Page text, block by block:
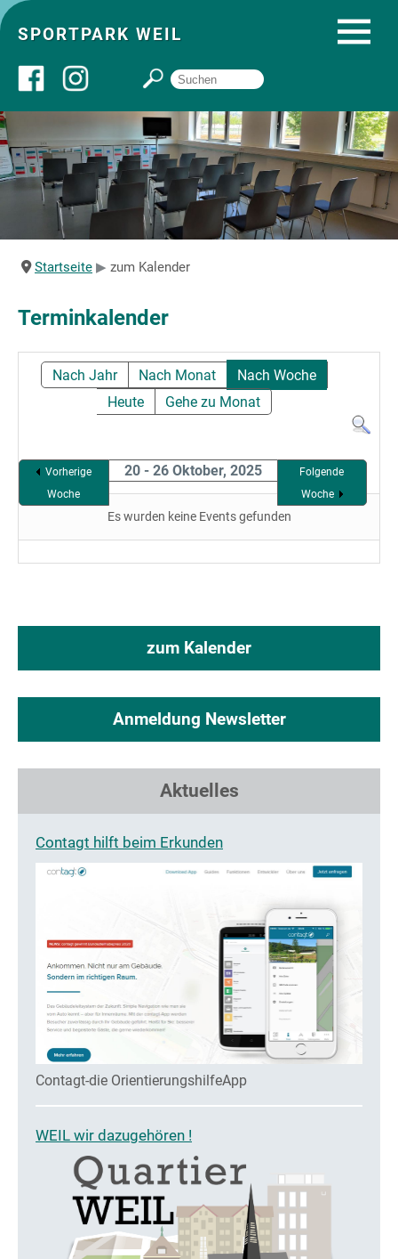
SPORTPARK WEIL
Über uns
Startseite
Angebote
Sportpark
Startseite zum Kalender
Terminkalender
Nach Jahr Nach Monat
Nach Woche
Heute
Gehe zu Monat
Vorherige
Woche
20 - 26 Oktober, 2025
Folgende
Woche
Es wurden keine Events gefunden
zum Kalender
Anmeldung Newsletter
Aktuelles
Contagt hilft beim Erkunden
Contagt-die OrientierungshilfeApp
WEIL wir dazugehören !